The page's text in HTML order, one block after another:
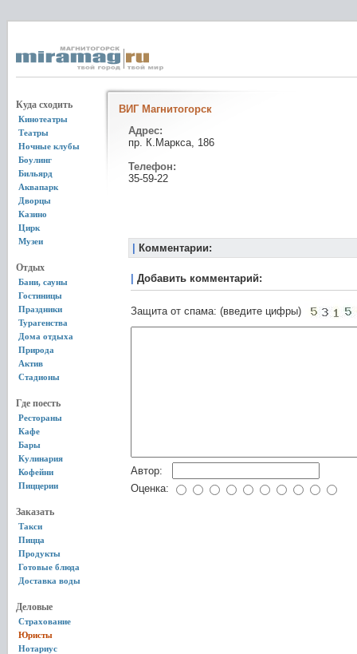
Куда сходить
Кинотеатры
Театры
Ночные клубы
Боулинг
Бильярд
Аквапарк
Дворцы
Казино
Цирк
Музеи
Отдых
Бани, сауны
Гостиницы
Праздники
Турагенства
Дома отдыха
Природа
Актив
Стадионы
Где поесть
Рестораны
Кафе
Бары
Кулинария
Кофейни
Пиццерии
Заказать
Такси
Пицца
Продукты
Готовые блюда
Доставка воды
Деловые
Страхование
Юристы
Нотариус
ВИГ Магнитогорск
Адрес:
пр. К.Маркса, 186
Телефон:
35-59-22
Комментарии:
Добавить комментарий:
Защита от спама: (введите цифры)
Автор:
Оценка: